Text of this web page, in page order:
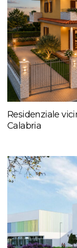
Residenziale
Calabria